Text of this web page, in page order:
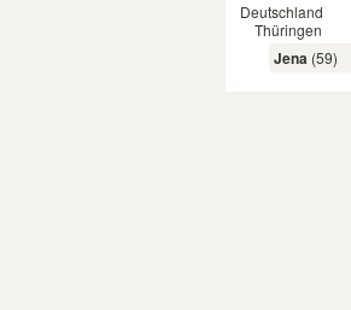
Deutschland
Thüringen
Jena (59)